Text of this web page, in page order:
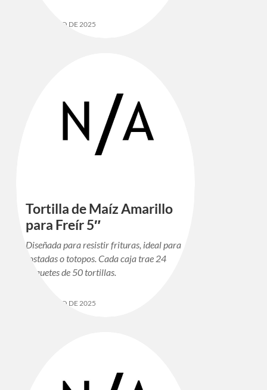
12 DE MAYO DE 2025
Tortilla de Maíz Amarillo
para Freír 5″
Diseñada para resistir frituras, ideal para
tostadas o totopos. Cada caja trae 24
paquetes de 50 tortillas.
12 DE MAYO DE 2025